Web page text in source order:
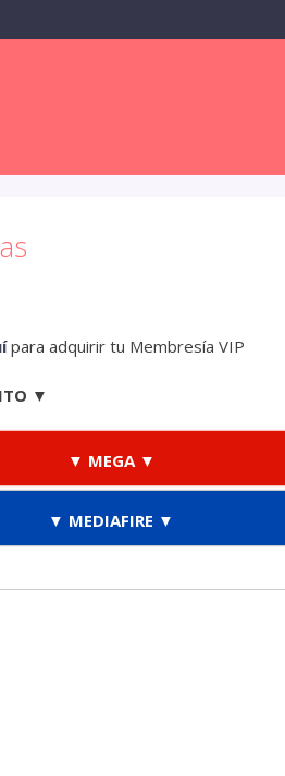
para adquirir tu Membresía VIP
▼
▼ MEGA ▼
▼ MEDIAFIRE ▼